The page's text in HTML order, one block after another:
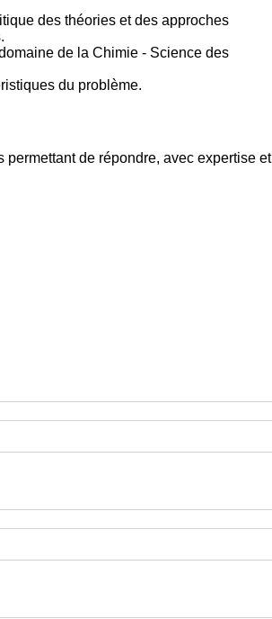
des théories et des approches
de la Chimie - Science des
du problème.
de répondre, avec expertise et